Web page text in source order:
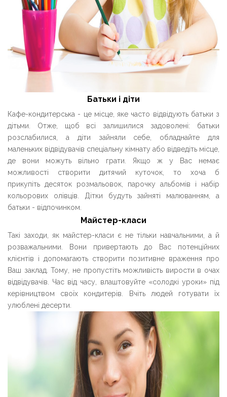
Батьки і діти
Кафе-кондитерська - це місце, яке часто відвідують батьки з
дітьми. Отже, щоб всі залишилися задоволені: батьки
розслабилися, а діти зайняли себе, обладнайте для
маленьких відвідувачів спеціальну кімнату або відведіть місце,
де вони можуть вільно грати. Якщо ж у Вас немає
можливості створити дитячий куточок, то хоча б
прикупіть десяток розмальовок, парочку альбомів і набір
кольорових олівців. Дітки будуть зайняті малюванням, а
батьки - відпочинком.
Майстер-класи
Такі заходи, як майстер-класи є не тільки навчальними, а й
розважальними. Вони привертають до Вас потенційних
клієнтів і допомагають створити позитивне враження про
Ваш заклад. Тому, не пропустіть можливість вирости в очах
відвідувачів. Час від часу, влаштовуйте «солодкі уроки» під
керівництвом своїх кондитерів. Вчіть людей готувати їх
улюблені десерти.